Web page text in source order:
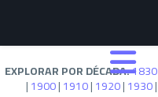
EXPLORAR POR DÉCADA:1830
|1900|1910|1920|1930|